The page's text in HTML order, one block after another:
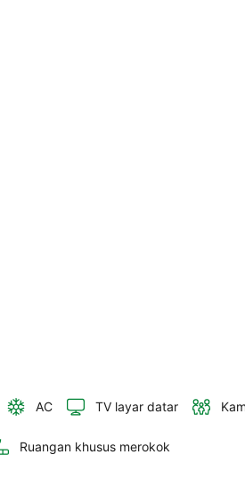
AC TV layar datar
Ruangan khusus merokok